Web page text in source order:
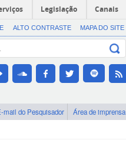
Legislação Canais
ALTO CONTRASTE MAPA DO SITE
mail do Pesquisador Área de imprensa